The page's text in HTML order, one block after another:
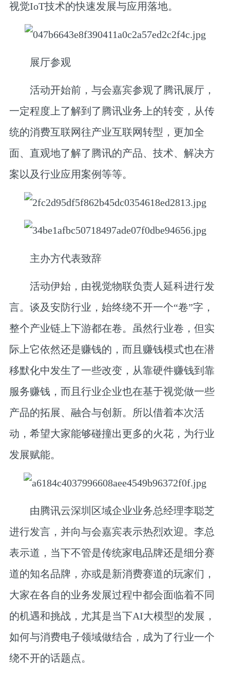
视觉IoT技术的快速发展与应用落地。
展厅参观
活动开始前，与会嘉宾参观了腾讯展厅，
一定程度上了解到了腾讯业务上的转变，从传
统的消费互联网往产业互联网转型，更加全
面、直观地了解了腾讯的产品、技术、解决方
案以及行业应用案例等等。
主办方代表致辞
活动伊始，由视觉物联负责人延科进行发
言。谈及安防行业，始终绕不开一个“卷”字，
整个产业链上下游都在卷。虽然行业卷，但实
际上它依然还是赚钱的，而且赚钱模式也在潜
移默化中发生了一些改变，从靠硬件赚钱到靠
服务赚钱，而且行业企业也在基于视觉做一些
产品的拓展、融合与创新。所以借着本次活
动，希望大家能够碰撞出更多的火花，为行业
发展赋能。
由腾讯云深圳区域企业业务总经理李聪芝
进行发言，并向与会嘉宾表示热烈欢迎。李总
表示道，当下不管是传统家电品牌还是细分赛
道的知名品牌，亦或是新消费赛道的玩家们，
大家在各自的业务发展过程中都会面临着不同
的机遇和挑战，尤其是当下AI大模型的发展，
如何与消费电子领域做结合，成为了行业一个
绕不开的话题点。